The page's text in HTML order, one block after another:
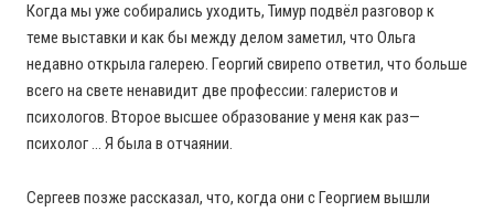
Когда мы уже собирались уходить, Тимур подвёл разговор к
теме выставки и как бы между делом заметил, что Ольга
недавно открыла галерею. Георгий свирепо ответил, что больше
всего на свете ненавидит две профессии: галеристов и
психологов. Второе высшее образование у меня как раз—
психолог … Я была в отчаянии.
Сергеев позже рассказал, что, когда они с Георгием вышли